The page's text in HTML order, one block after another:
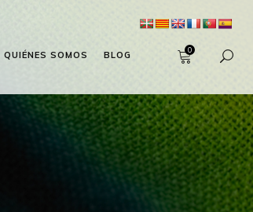
QUIÉNES SOMOS BLOG 0